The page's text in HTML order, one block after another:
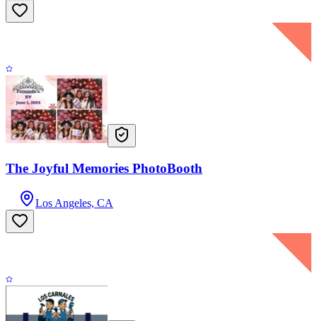
The Joyful Memories PhotoBooth
Los Angeles, CA